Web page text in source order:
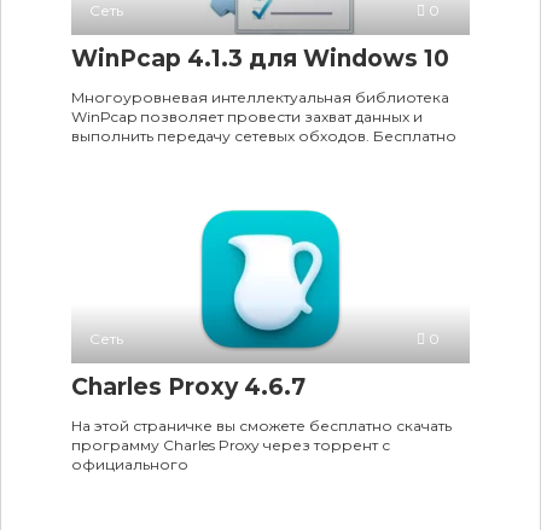
Сеть 0
WinPcap 4.1.3 для Windows 10
Многоуровневая интеллектуальная библиотека
WinPcap позволяет провести захват данных и
выполнить передачу сетевых обходов. Бесплатно
Сеть 0
Charles Proxy 4.6.7
На этой страничке вы сможете бесплатно скачать
программу Charles Proxy через торрент с
официального